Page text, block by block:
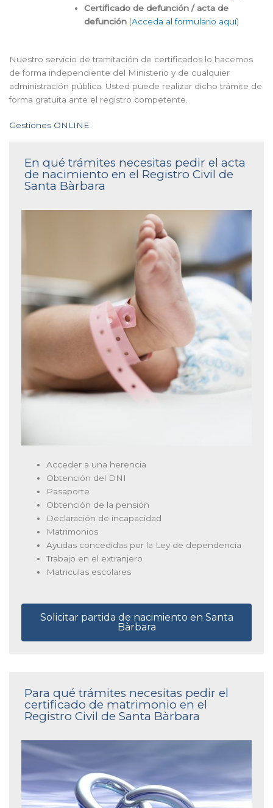
Certificado de defunción / acta de
defunción (Acceda al formulario aquí)
Nuestro servicio de tramitación de certificados lo hacemos
de forma independiente del Ministerio y de cualquier
administración pública. Usted puede realizar dicho trámite de
forma gratuita ante el registro competente.
Gestiones ONLINE
En qué trámites necesitas pedir el acta
de nacimiento en el Registro Civil de
Santa Bàrbara
Acceder a una herencia
Obtención del DNI
Pasaporte
Obtención de la pensión
Declaración de incapacidad
Matrimonios
Ayudas concedidas por la Ley de dependencia
Trabajo en el extranjero
Matriculas escolares
Solicitar partida de nacimiento en Santa
Bàrbara
Para qué trámites necesitas pedir el
certificado de matrimonio en el
Registro Civil de Santa Bàrbara